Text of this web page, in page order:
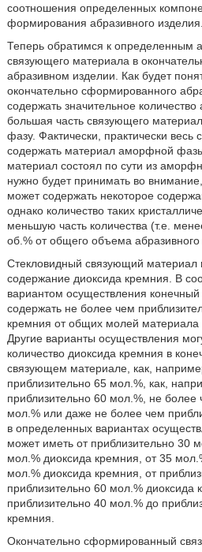
соотношения определенных
формирования абразивного изделия.
Теперь обратимся к определенным
связующего материала в
абразивном изделии. Как будет
окончательно сформированного
содержать значительное
большая часть связующего
фазу. Фактически, практически
содержать материал аморфной
материал состоял по сути из
нужно будет принимать во
может содержать некоторое
однако количество таких
меньшую часть количества (т.е.
об.% от общего объема абразивного
Стекловидный связующий
содержание диоксида кремния. В
вариантом осуществления
содержать не более чем
кремния от общих молей
Другие варианты осуществления
количество диоксида кремния в
связующем материале, как,
приблизительно 65 мол.%, как,
приблизительно 60 мол.%, не более
мол.% или даже не более чем
в определенных вариантах
может иметь от приблизительно 30
мол.% диоксида кремния, от 35
мол.% диоксида кремния, от
приблизительно 60 мол.% диоксида
приблизительно 40 мол.% до
кремния.
Окончательно сформированный